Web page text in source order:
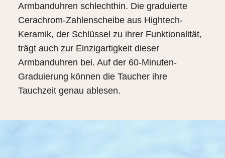
Armbanduhren schlechthin. Die graduierte
Cerachrom-Zahlenscheibe aus Hightech-
Keramik, der Schlüssel zu ihrer Funktionalität,
trägt auch zur Einzigartigkeit dieser
Armbanduhren bei. Auf der 60‑Minuten-
Graduierung können die Taucher ihre
Tauchzeit genau ablesen.